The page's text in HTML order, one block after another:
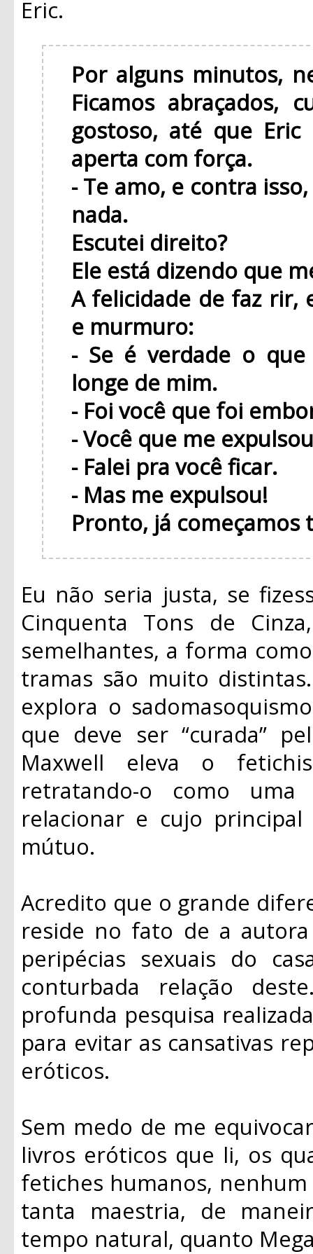
Eric.
Por alguns minutos,
Ficamos abraçados,
gostoso, até que
aperta com força.
- Te amo, e contra
nada.
Escutei direito?
Ele está dizendo que
A felicidade de faz rir,
e murmuro:
- Se é verdade o
longe de mim.
- Foi você que foi
- Você que me
- Falei pra você ficar.
- Mas me expulsou!
Pronto, já começamos
Eu não seria justa, se
Cinquenta Tons de
semelhantes, a forma
tramas são muito
explora o
que deve ser “curada”
Maxwell eleva o
retratando-o como
relacionar e cujo
mútuo.
Acredito que o grande
reside no fato de a
peripécias sexuais do
conturbada relação
profunda pesquisa
para evitar as cansativas
eróticos.
Sem medo de me
livros eróticos que li, os
fetiches humanos,
tanta maestria, de
tempo natural, quanto